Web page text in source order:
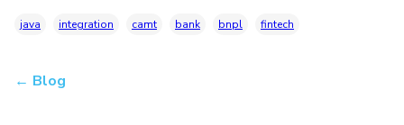
java integration camt bank bnpl fintech
← Blog